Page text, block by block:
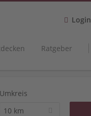
Login
Ratgeber
Umkreis
10 km